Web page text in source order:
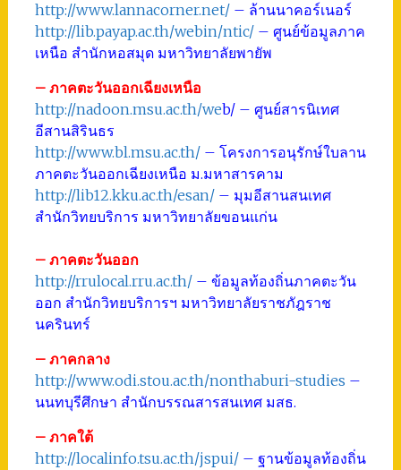
http://www.lannacorner.net/– ล้านนาคอร์เนอร์
http://lib.payap.ac.th/webin/ntic/– ศูนย์ข้อมูลภาค
เหนือ สำนักหอสมุด มหาวิทยาลัยพายัพ
– ภาคตะวันออกเฉียงเหนือ
http://nadoon.msu.ac.th/web/– ศูนย์สารนิเทศ
อีสานสิรินธร
http://www.bl.msu.ac.th/– โครงการอนุรักษ์ใบลาน
ภาคตะวันออกเฉียงเหนือ ม.มหาสารคาม
http://lib12.kku.ac.th/esan/– มุมอีสานสนเทศ
สำนักวิทยบริการ มหาวิทยาลัยขอนแก่น
– ภาคตะวันออก
http://rrulocal.rru.ac.th/– ข้อมูลท้องถิ่นภาคตะวัน
ออก สำนักวิทยบริการฯ มหาวิทยาลัยราชภัฎราช
นครินทร์
– ภาคกลาง
http://www.odi.stou.ac.th/nonthaburi-studies –
นนทบุรีศึกษา สำนักบรรณสารสนเทศ มสธ.
– ภาคใต้
http://localinfo.tsu.ac.th/jspui/– ฐานข้อมูลท้องถิ่น